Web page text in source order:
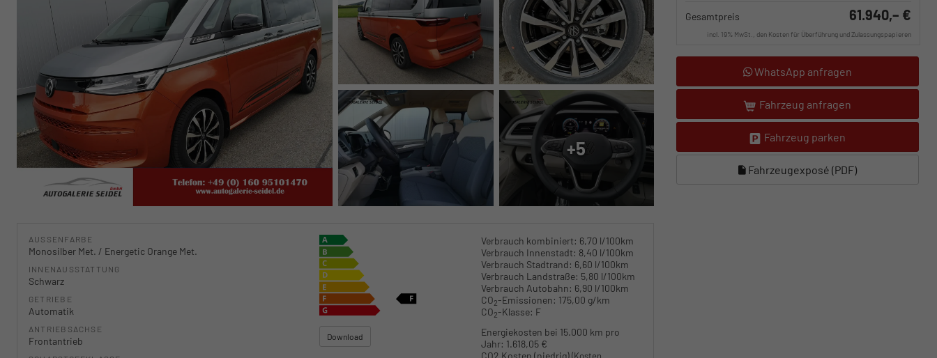
Gesamtpreis 61.940,– €
incl. 19% MwSt., den Kosten für Überführung und Zulassungspapieren
WhatsApp anfragen
Fahrzeug anfragen
Fahrzeug parken
Fahrzeugexposé (PDF)
+5
AUSSENFARBE
Monosilber Met. / Energetic Orange Met.
INNENAUSSTATTUNG
Schwarz
GETRIEBE
Automatik
ANTRIEBSACHSE
Frontantrieb
Verbrauch kombiniert: 6,70 l/100km
Verbrauch Innenstadt: 8,40 l/100km
Verbrauch Stadtrand: 6,60 l/100km
Verbrauch Landstraße: 5,80 l/100km
Verbrauch Autobahn: 6,90 l/100km
CO2-Emissionen: 175,00 g/km
CO2-Klasse: F
Download
Energiekosten bei 15.000 km pro
Jahr: 1.618,05 €
CO2 Kosten (niedrig)(Kosten